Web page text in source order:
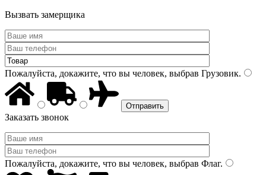
Вызвать замерщика
Пожалуйста, докажите, что вы человек, выбрав Грузовик.
Заказать звонок
Пожалуйста, докажите, что вы человек, выбрав Флаг.